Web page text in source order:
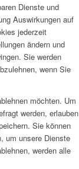
Dienste und
Auswirkungen auf
jederzeit
ändern und
Sie werden
wenn Sie
möchten. Um
werden, erlauben
Sie können
um unsere Dienste
werden alle